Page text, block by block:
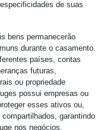
de suas
bens permanecerão
durante o casamento.
países, contas
futuras,
ou propriedade
possui empresas ou
esses ativos ou,
garantindo
nos negócios.